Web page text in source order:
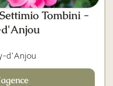
Tombini -
d'Anjou